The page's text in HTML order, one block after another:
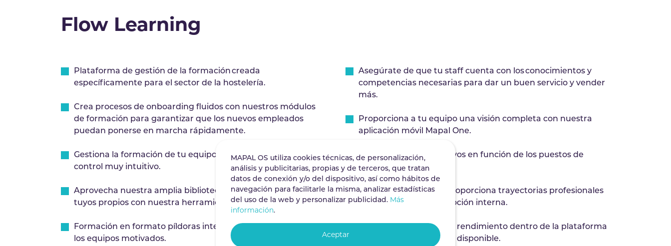
Flow Learning
Plataforma de gestión de la formación creada
específicamente para el sector de la hostelería.
Crea procesos de onboarding fluidos con nuestros módulos
de formación para garantizar que los nuevos empleados
puedan ponerse en marcha rápidamente.
Gestiona la formación de tu equipo desde un único panel de
control muy intuitivo.
Aprovecha nuestra amplia biblioteca de contenidos o crea los
tuyos propios con nuestra herramienta de creación.
Formación en formato píldoras interactivas para mantener a
los equipos motivados.
Asegúrate de que tu staff cuenta con los conocimientos y
competencias necesarias para dar un buen servicio y vender
más.
Proporciona a tu equipo una visión completa con nuestra
aplicación móvil Mapal One.
Crea itinerarios formativos en función de los puestos de
trabajo.
Identifica el talento y proporciona trayectorias profesionales
para fomentar la promoción interna.
Realiza evaluaciones de rendimiento dentro de la plataforma
con toda la información disponible.
MAPAL OS utiliza cookies técnicas, de personalización,
análisis y publicitarias, propias y de terceros, que tratan
datos de conexión y/o del dispositivo, así como hábitos de
navegación para facilitarle la misma, analizar estadísticas
del uso de la web y personalizar publicidad. Más
información.
Aceptar